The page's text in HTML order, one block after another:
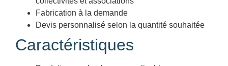
Fabrication à la demande
Devis personnalisé selon la quantité souhaitée
Caractéristiques